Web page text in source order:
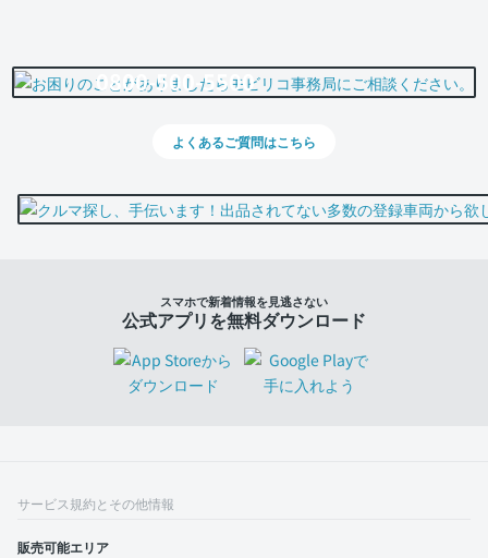
0800-500-5500
よくあるご質問はこちら
スマホで新着情報を見逃さない
公式アプリを無料ダウンロード
サービス規約とその他情報
販売可能エリア